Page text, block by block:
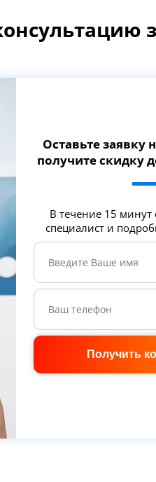
Оставьте заявку
получите скидку
В течение 15
специалист и
Получить